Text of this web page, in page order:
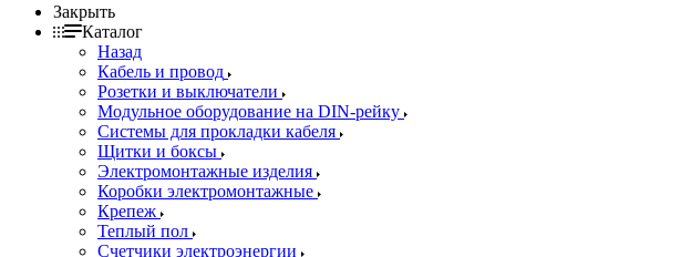
Закрыть
Каталог
Назад
Кабель и провод
Розетки и выключатели
Модульное оборудование на DIN-рейку
Системы для прокладки кабеля
Щитки и боксы
Электромонтажные изделия
Коробки электромонтажные
Крепеж
Теплый пол
Счетчики электроэнергии